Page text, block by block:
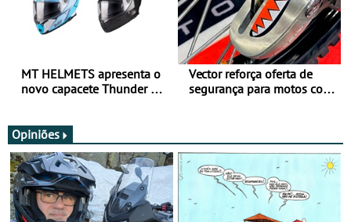
MT HELMETS apresenta o
novo capacete Thunder 4 R
Vector reforça oferta de
segurança para motos com
Opiniões